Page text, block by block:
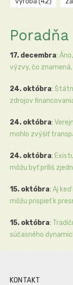
Poradňa
17. decembra:
výzvy, čo
24. októbra:
zdrojov
24. októbra:
mohlo zvýšiť
24. októbra:
môžu byť príliš
15. októbra: Aj
môžu prispieť k
15. októbra:
súčasného
KONTAKT